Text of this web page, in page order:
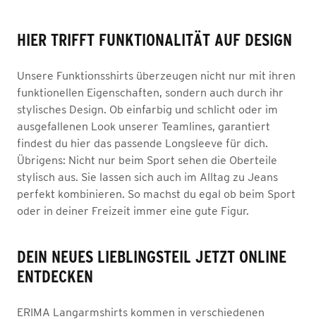
HIER TRIFFT FUNKTIONALITÄT AUF DESIGN
Unsere Funktionsshirts überzeugen nicht nur mit ihren
funktionellen Eigenschaften, sondern auch durch ihr
stylisches Design. Ob einfarbig und schlicht oder im
ausgefallenen Look unserer Teamlines, garantiert
findest du hier das passende Longsleeve für dich.
Übrigens: Nicht nur beim Sport sehen die Oberteile
stylisch aus. Sie lassen sich auch im Alltag zu Jeans
perfekt kombinieren. So machst du egal ob beim Sport
oder in deiner Freizeit immer eine gute Figur.
DEIN NEUES LIEBLINGSTEIL JETZT ONLINE
ENTDECKEN
ERIMA Langarmshirts kommen in verschiedenen